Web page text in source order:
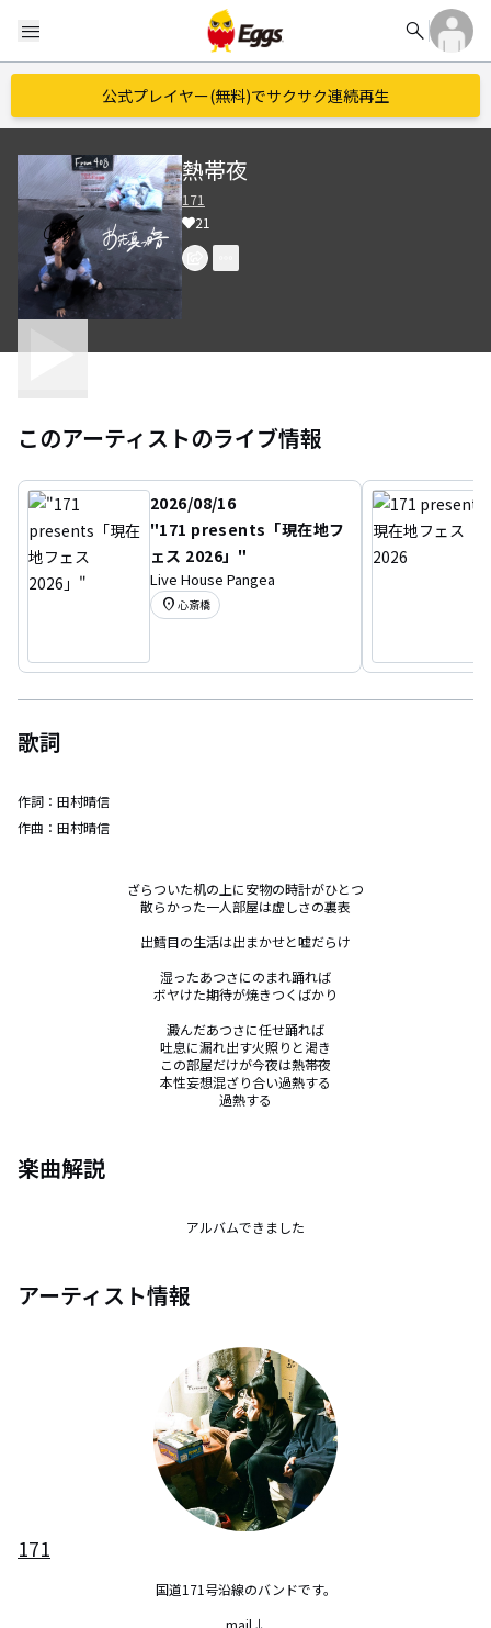
menu search
公式プレイヤー(無料)でサクサク連続再生
熱帯夜
171
21
このアーティストのライブ情報
2026/08/16
"171 presents「現在地フ
ェス 2026」"
Live House Pangea
location_on 心斎橋
歌詞
作詞： 田村晴信
作曲： 田村晴信
ざらついた机の上に安物の時計がひとつ
散らかった一人部屋は虚しさの裏表
出鱈目の生活は出まかせと嘘だらけ
湿ったあつさにのまれ踊れば
ボヤけた期待が焼きつくばかり
澱んだあつさに任せ踊れば
吐息に漏れ出す火照りと渇き
この部屋だけが今夜は熱帯夜
本性妄想混ざり合い過熱する
過熱する
楽曲解説
アルバムできました
アーティスト情報
171
国道171号沿線のバンドです。
mail↓